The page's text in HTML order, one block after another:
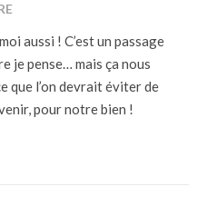
aussi ! C’est un passage
je pense… mais ça nous
que l’on devrait éviter de
pour notre bien !